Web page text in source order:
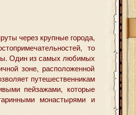
через крупные города,
то
Один из самых любимых
зоне, расположенной
путешественникам
пейзажами, которые
монастырями и